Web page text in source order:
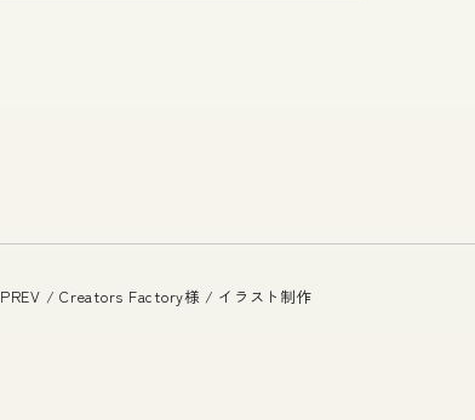
PREV / Creators Factory様 / イラスト制作